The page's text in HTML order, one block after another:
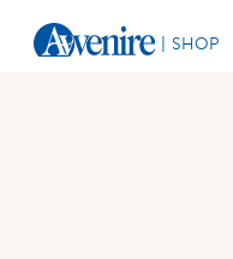
SHOP